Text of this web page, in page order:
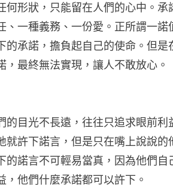
形狀，只能留在人們的心中。承
、一種義務、一份愛。正所謂一諾
承諾，擔負起自己的使命。但是
最終無法實現，讓人不敢放心。
目光不長遠，往往只追求眼前利
就許下諾言，但是只在嘴上說說的
的諾言不可輕易當真，因為他們自
他們什麼承諾都可以許下。